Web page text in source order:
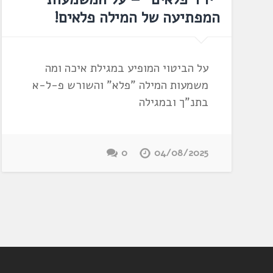
המפתיעה של המילה פלאים!
על הביטוי המופיע במגילת איכה ומה
משמעות המילה "פלא" והשורש פ-ל-א
בתנ"ך ובמגילה
04/08/2025
0